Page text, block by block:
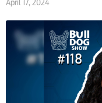
April 17, 2024